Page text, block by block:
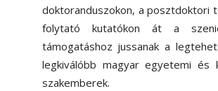
doktoranduszokon, a posztdoktori
folytató kutatókon át a
támogatáshoz jussanak a
legkiválóbb magyar egyetemi és
szakemberek.